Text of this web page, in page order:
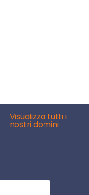
Visualizza tutti i
nostri domini